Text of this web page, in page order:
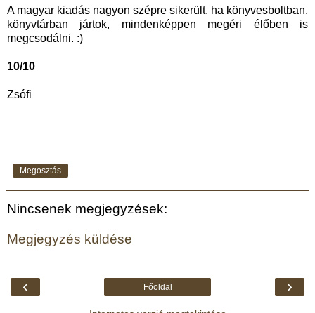
A magyar kiadás nagyon szépre sikerült, ha könyvesboltban,
könyvtárban jártok, mindenképpen megéri élőben is
megcsodálni. :)
10/10
Zsófi
Megosztás
Nincsenek megjegyzések:
Megjegyzés küldése
‹ ›
Főoldal